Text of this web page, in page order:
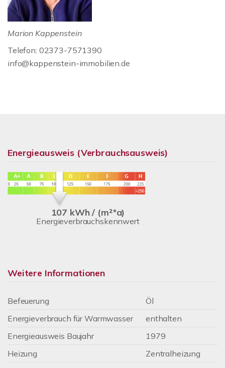
Marion Kappenstein
Telefon: 02373-7571390
info@kappenstein-immobilien.de
Energieausweis (Verbrauchsausweis)
107 kWh / (m²*a)
Energieverbrauchskennwert
Weitere Informationen
Befeuerung
Öl
Energieverbrauch für Warmwasser
enthalten
Energieausweis Baujahr
1979
Heizung
Zentralheizung